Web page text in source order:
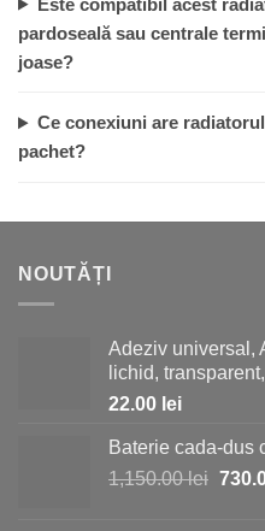
pardoseală sau centrale
joase?
Ce conexiuni are
pachet?
NOUTĂȚI
Adeziv universal,
lichid,
22.00 lei
Baterie cada-dus
1,150.00lei